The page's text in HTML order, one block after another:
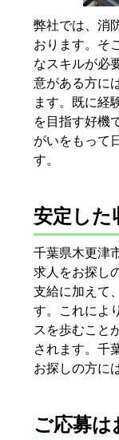
弊社では、消
おります。そ
なスキルが必
意がある方に
ます。既に経
を目指す好機
がいをもって
す。
安定した
千葉県木更津
求人をお探し
支給に加えて
す。これによ
スを歩むこと
されます。千
お探しの方に
ご応募は